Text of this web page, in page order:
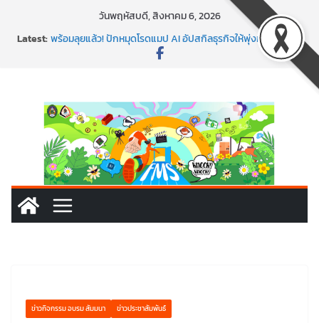
วันพฤหัสบดี, สิงหาคม 6, 2026
Latest:พร้อมลุยแล้ว! ปักหมุดโรดแมป AI อัปสกิลธุรกิจให้พุ่งทะยาน
พาธุรกิจท้องถิ่นสู่ตลาดโลก ด้วยเทคโนโลยี AI!
นอกจากเทคโนโลยีจะล้ำ หัวใจคนทำธุรกิจก็ต้องสตรอง!
ข่าวกิจกรรม อบรม สัมมนา ข่าวประชาสัมพันธ์